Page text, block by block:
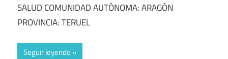
SALUD COMUNIDAD AUTÓNOMA: ARAGÓN
PROVINCIA: TERUEL
Seguir leyendo